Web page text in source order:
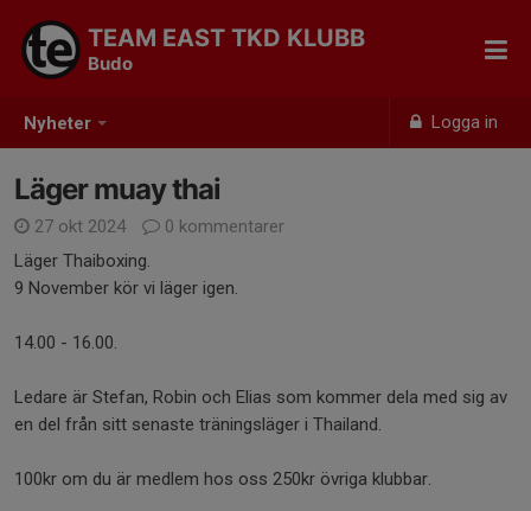
Nyheter Logga in
TEAM EAST TKD KLUBB
Budo
Läger muay thai
27 okt 2024
0 kommentarer
Läger Thaiboxing.
9 November kör vi läger igen.
14.00 - 16.00.
Ledare är Stefan, Robin och Elias som kommer dela med sig av
en del från sitt senaste träningsläger i Thailand.
100kr om du är medlem hos oss 250kr övriga klubbar.